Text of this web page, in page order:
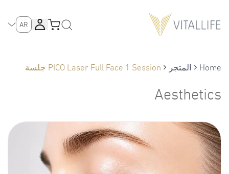
AR
Home المتجر
PICO Laser Full Face 1 Session جلسة
Aesthetics